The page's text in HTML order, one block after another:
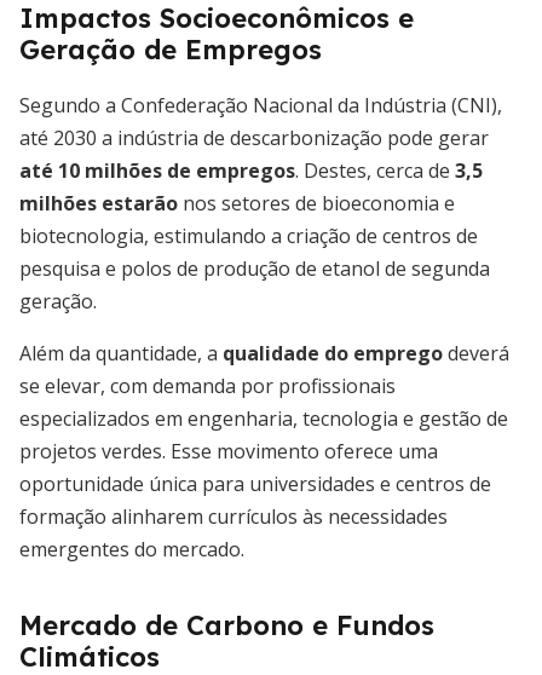
Impactos Socioeconômicos e
Geração de Empregos
Segundo a Confederação Nacional da Indústria (CNI),
até 2030 a indústria de descarbonização pode gerar
até 10 milhões de empregos. Destes, cerca de 3,5
milhões estarão nos setores de bioeconomia e
biotecnologia, estimulando a criação de centros de
pesquisa e polos de produção de etanol de segunda
geração.
Além da quantidade, a qualidade do empregodeverá
se elevar, com demanda por profissionais
especializados em engenharia, tecnologia e gestão de
projetos verdes. Esse movimento oferece uma
oportunidade única para universidades e centros de
formação alinharem currículos às necessidades
emergentes do mercado.
Mercado de Carbono e Fundos
Climáticos